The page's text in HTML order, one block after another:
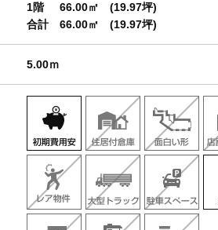
1階 66.00㎡
(19.97坪)
合計
66.00㎡ (19.97坪)
5.00ｍ